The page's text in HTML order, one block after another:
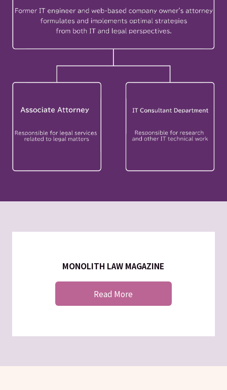
MONOLITH LAW MAGAZINE
Read More